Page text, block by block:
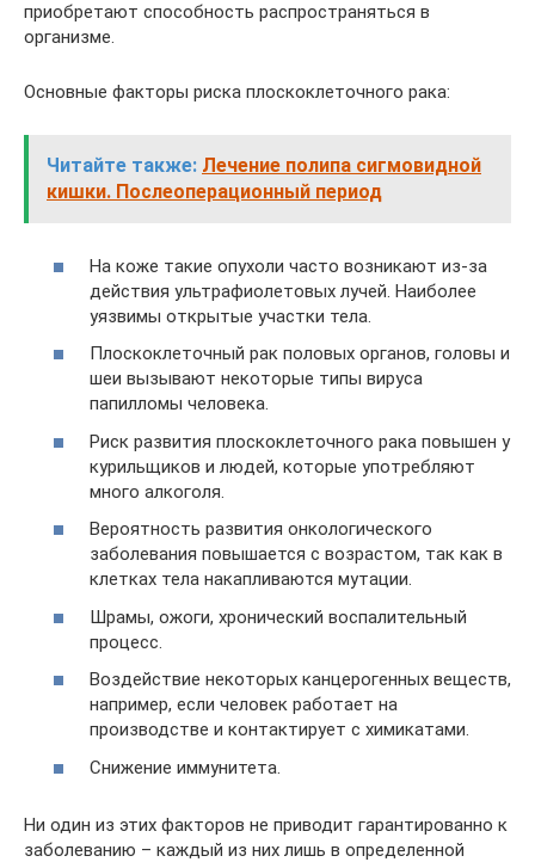
приобретают способность распространяться в
организме.
Основные факторы риска плоскоклеточного рака:
Читайте также: Лечение полипа сигмовидной
кишки. Послеоперационный период
На коже такие опухоли часто возникают из-за
действия ультрафиолетовых лучей. Наиболее
уязвимы открытые участки тела.
Плоскоклеточный рак половых органов, головы и
шеи вызывают некоторые типы вируса
папилломы человека.
Риск развития плоскоклеточного рака повышен у
курильщиков и людей, которые употребляют
много алкоголя.
Вероятность развития онкологического
заболевания повышается с возрастом, так как в
клетках тела накапливаются мутации.
Шрамы, ожоги, хронический воспалительный
процесс.
Воздействие некоторых канцерогенных веществ,
например, если человек работает на
производстве и контактирует с химикатами.
Снижение иммунитета.
Ни один из этих факторов не приводит гарантированно к
заболеванию – каждый из них лишь в определенной